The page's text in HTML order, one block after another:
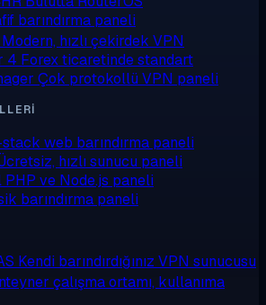
barındırma paneli
Modern, hızlı çekirdek VPN
4 Forex ticaretinde standart
Çok protokollü VPN paneli
web barındırma paneli
hızlı sunucu paneli
PHP ve Node.js paneli
barındırma paneli
Kendi barındırdığınız VPN sunucusu
çalışma ortamı, kullanıma